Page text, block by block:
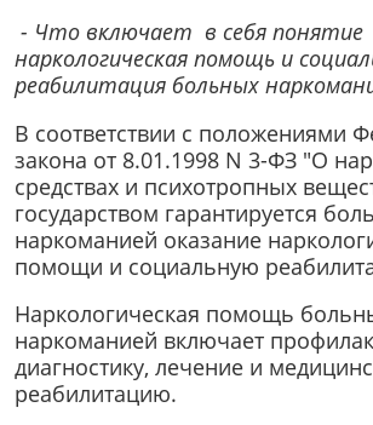
- Что включает в себя понятие
наркологическая помощь и
реабилитация больных
В соответствии с положениями
закона от 8.01.1998 N 3-ФЗ "О
средствах и психотропных
государством гарантируется
наркоманией оказание
помощи и социальную
Наркологическая помощь
наркоманией включает
диагностику, лечение и
реабилитацию.